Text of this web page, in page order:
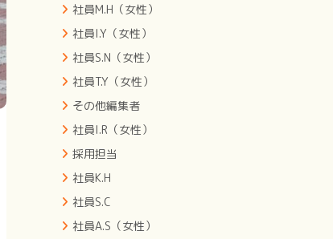
社員M.H（女性）
社員I.Y（女性）
社員S.N（女性）
社員T.Y（女性）
その他編集者
社員I.R（女性）
採用担当
社員K.H
社員S.C
社員A.S（女性）